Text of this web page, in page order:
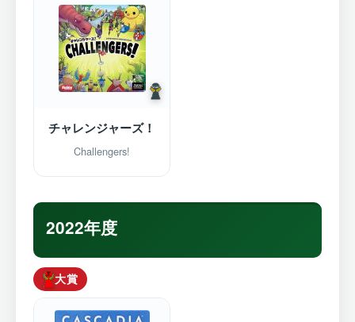
チャレンジャーズ！
Challengers!
2022年度
大賞